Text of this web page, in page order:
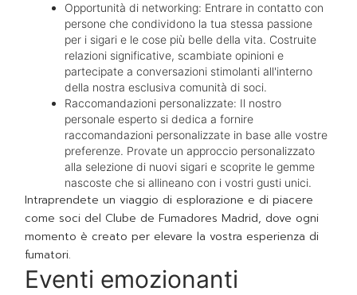
Opportunità di networking: Entrare in contatto con
persone che condividono la tua stessa passione
per i sigari e le cose più belle della vita. Costruite
relazioni significative, scambiate opinioni e
partecipate a conversazioni stimolanti all'interno
della nostra esclusiva comunità di soci.
Raccomandazioni personalizzate: Il nostro
personale esperto si dedica a fornire
raccomandazioni personalizzate in base alle vostre
preferenze. Provate un approccio personalizzato
alla selezione di nuovi sigari e scoprite le gemme
nascoste che si allineano con i vostri gusti unici.
Intraprendete un viaggio di esplorazione e di piacere
come soci del Clube de Fumadores Madrid, dove ogni
momento è creato per elevare la vostra esperienza di
fumatori.
Eventi emozionanti